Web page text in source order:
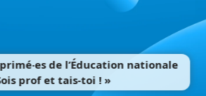
de l’Éducation nationale
prof et tais-toi ! »